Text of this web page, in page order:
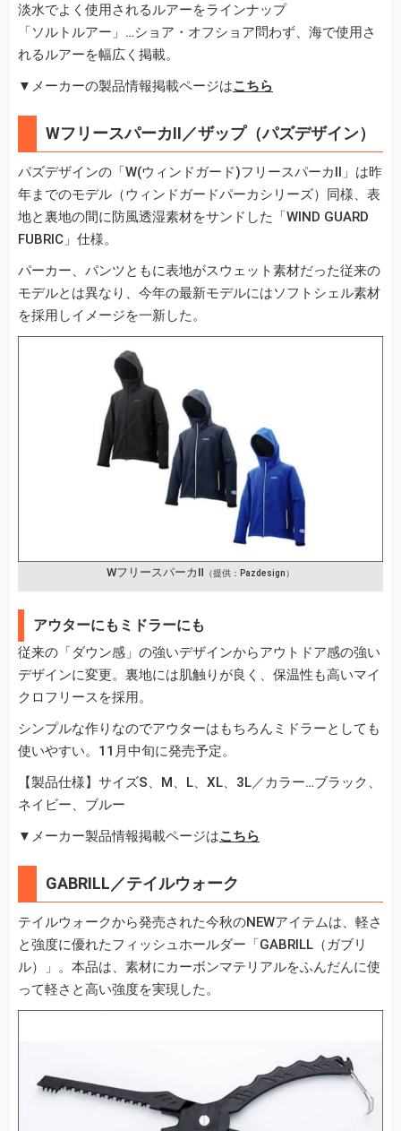
淡水でよく使用されるルアーをラインナップ
「ソルトルアー」…ショア・オフショア問わず、海で使用さ
れるルアーを幅広く掲載。
▼メーカーの製品情報掲載ページはこちら
WフリースパーカⅡ／ザップ（パズデザイン）
パズデザインの「W(ウィンドガード)フリースパーカⅡ」は昨
年までのモデル（ウィンドガードパーカシリーズ）同様、表
地と裏地の間に防風透湿素材をサンドした「WIND GUARD
FUBRIC」仕様。
パーカー、パンツともに表地がスウェット素材だった従来の
モデルとは異なり、今年の最新モデルにはソフトシェル素材
を採用しイメージを一新した。
WフリースパーカⅡ （提供：Pazdesign）
アウターにもミドラーにも
従来の「ダウン感」の強いデザインからアウトドア感の強い
デザインに変更。裏地には肌触りが良く、保温性も高いマイ
クロフリースを採用。
シンプルな作りなのでアウターはもちろんミドラーとしても
使いやすい。11月中旬に発売予定。
【製品仕様】サイズS、M、L、XL、3L／カラー…ブラック、
ネイビー、ブルー
▼メーカー製品情報掲載ページはこちら
GABRILL／テイルウォーク
テイルウォークから発売された今秋のNEWアイテムは、軽さ
と強度に優れたフィッシュホールダー「GABRILL（ガブリ
ル）」。本品は、素材にカーボンマテリアルをふんだんに使
って軽さと高い強度を実現した。